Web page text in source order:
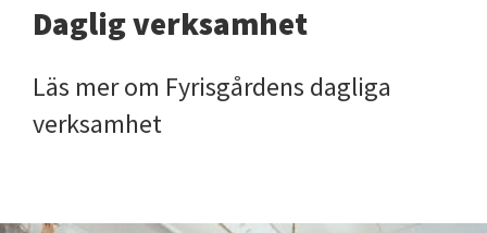
Daglig verksamhet
Läs mer om Fyrisgårdens dagliga
verksamhet